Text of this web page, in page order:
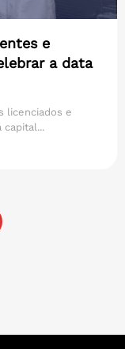
e
a data
licenciados e